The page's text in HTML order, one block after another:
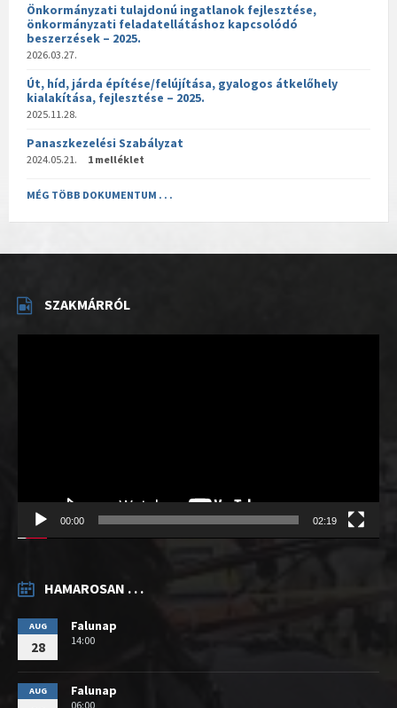
Önkormányzati tulajdonú ingatlanok fejlesztése,
önkormányzati feladatellátáshoz kapcsolódó
beszerzések – 2025.
2026.03.27.
Út, híd, járda építése/felújítása, gyalogos átkelőhely
kialakítása, fejlesztése – 2025.
2025.11.28.
Panaszkezelési Szabályzat
2024.05.21. 1 melléklet
MÉG TÖBB DOKUMENTUM . . .
SZAKMÁRRÓL
00:00 02:19
HAMAROSAN . . .
AUG
28
Falunap
14:00
AUG Falunap
06:00